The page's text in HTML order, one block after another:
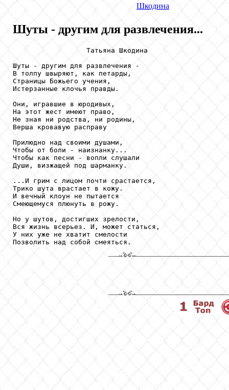
Шкодина
Шуты - другим для развлечения...
                  Татьяна Шкодина
Шуты - другим для развлечения -
В толпу швыряют, как петарды,
Страницы Божьего учения,
Истерзанные клочья правды.
Они, игравшие в юродивых,
На этот жест имеют право,
Не зная ни родства, ни родины,
Верша кровавую расправу
Прилюдно над своими душами,
Чтобы от боли - наизнанку...
Чтобы как песни - вопли слушали
Души, визжащей под шарманку.
...И грим с лицом почти срастается,
Трико шута врастает в кожу.
И вечный клоун не пытается
Смеющемуся плюнуть в рожу.
Но у шутов, достигших зрелости,
Вся жизнь всерьез. И, может статься,
У них уже не хватит смелости
Позволить над собой смеяться.